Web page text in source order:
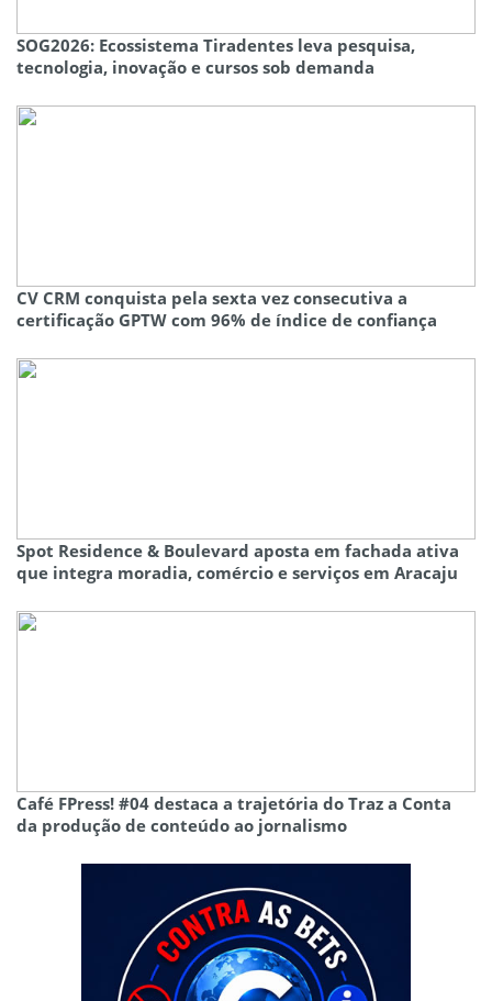
SOG2026: Ecossistema Tiradentes leva pesquisa,
tecnologia, inovação e cursos sob demanda
CV CRM conquista pela sexta vez consecutiva a
certificação GPTW com 96% de índice de confiança
Spot Residence & Boulevard aposta em fachada ativa
que integra moradia, comércio e serviços em Aracaju
Café FPress! #04 destaca a trajetória do Traz a Conta
da produção de conteúdo ao jornalismo